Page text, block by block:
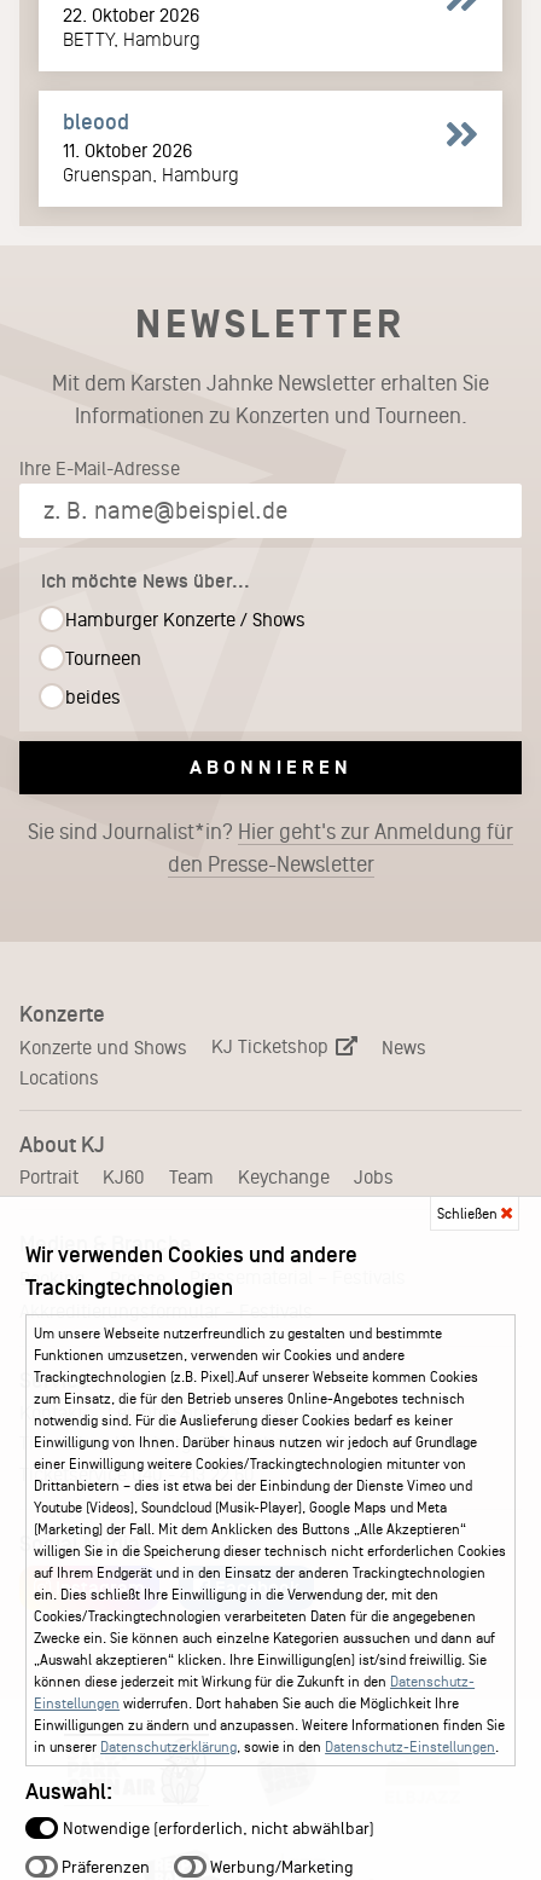
22. Oktober 2026
BETTY, Hamburg
bleood
11. Oktober 2026
Gruenspan, Hamburg
NEWSLETTER
Mit dem Karsten Jahnke Newsletter erhalten Sie
Informationen zu Konzerten und Tourneen.
Ihre E-Mail-Adresse
Ich möchte News über...
Hamburger Konzerte / Shows
Tourneen
beides
ABONNIEREN
Sie sind Journalist*in? Hier geht's zur Anmeldung für
den Presse-Newsletter
Konzerte
Konzerte und Shows KJ Ticketshop
News
Locations
About KJ
Portrait KJ60 Team Keychange Jobs
Medien & Branche
Booking Presse
Pressematerial – Festivals
Akkreditierungsformular – Festivals
Service
Kontakt Leichte Sprache
FAQ / Hilfe
Ticketshop Hamburg
Gutscheine
Callback-Service
Ticketservice 040 - 413 22 60
Social Media
Instagram Facebook
Schließen
Wir verwenden Cookies und andere
Trackingtechnologien
Um unsere Webseite nutzerfreundlich zu gestalten und bestimmte
Funktionen umzusetzen, verwenden wir Cookies und andere
Trackingtechnologien (z.B. Pixel).Auf unserer Webseite kommen Cookies
zum Einsatz, die für den Betrieb unseres Online-Angebotes technisch
notwendig sind. Für die Auslieferung dieser Cookies bedarf es keiner
Einwilligung von Ihnen. Darüber hinaus nutzen wir jedoch auf Grundlage
einer Einwilligung weitere Cookies/Trackingtechnologien mitunter von
Drittanbietern – dies ist etwa bei der Einbindung der Dienste Vimeo und
Youtube (Videos), Soundcloud (Musik-Player), Google Maps und Meta
(Marketing) der Fall. Mit dem Anklicken des Buttons „Alle Akzeptieren“
willigen Sie in die Speicherung dieser technisch nicht erforderlichen Cookies
auf Ihrem Endgerät und in den Einsatz der anderen Trackingtechnologien
ein. Dies schließt Ihre Einwilligung in die Verwendung der, mit den
Cookies/Trackingtechnologien verarbeiteten Daten für die angegebenen
Zwecke ein. Sie können auch einzelne Kategorien aussuchen und dann auf
„Auswahl akzeptieren“ klicken. Ihre Einwilligung(en) ist/sind freiwillig. Sie
können diese jederzeit mit Wirkung für die Zukunft in den Datenschutz-
Einstellungen widerrufen. Dort hahaben Sie auch die Möglichkeit Ihre
Einwilligungen zu ändern und anzupassen. Weitere Informationen finden Sie
in unserer Datenschutzerklärung, sowie in den Datenschutz-Einstellungen.
Auswahl:
Notwendige (erforderlich, nicht abwählbar)
Präferenzen Werbung/Marketing